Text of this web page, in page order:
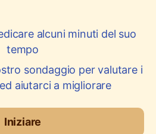
alcuni minuti del suo
tempo
sondaggio per valutare i
aiutarci a migliorare
Iniziare